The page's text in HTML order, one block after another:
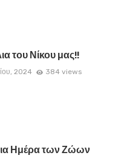
του Νίκου μας!!
2024 384 views
Ημέρα των Ζώων